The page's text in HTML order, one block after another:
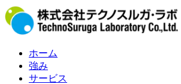
ホーム
強み
サービス